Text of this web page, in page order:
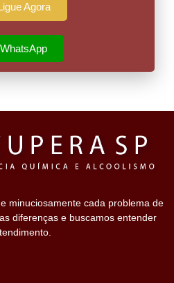
Agora
WhatsApp
minuciosamente cada problema de
diferenças e buscamos entender